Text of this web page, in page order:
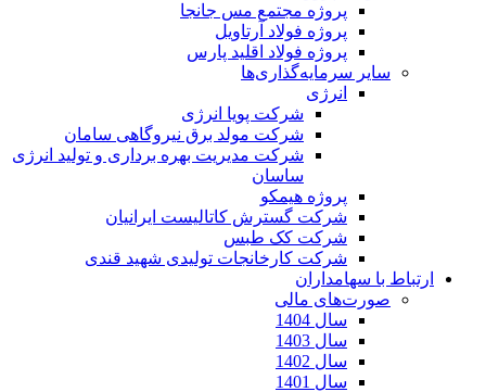
پروژه مجتمع مس جانجا
پروژه فولاد آرتاویل
پروژه فولاد اقلید پارس
سایر سرمایه‌گذاری‌ها
انرژی
شرکت پویا انرژی
شرکت مولد برق نیروگاهی سامان
شرکت مدیریت بهره برداری و تولید انرژی
ساسان
پروژه هیمکو
شرکت گسترش کاتالیست ایرانیان
شرکت کک طبس
شرکت کارخانجات تولیدی شهید قندی
ارتباط با سهامداران
صورت‌های مالی
سال 1404
سال 1403
سال 1402
سال 1401